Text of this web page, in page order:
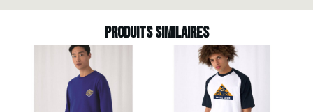
Produits similaires